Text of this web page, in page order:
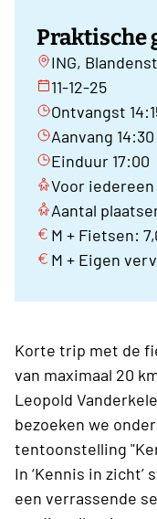
Praktische
ING,
11-12-25
Ontvangst
Aanvang 14:30
Einduur 17:00
Voor iedereen
Aantal
M + Fietsen:
M + Eigen
Korte trip met de
van maximaal 20
Leopold
bezoeken we
tentoonstelling
In ‘Kennis in
een verrassende